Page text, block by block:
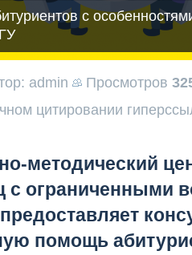
с
admin Просмотров
цитировании
методический
с ограниченными
помощь